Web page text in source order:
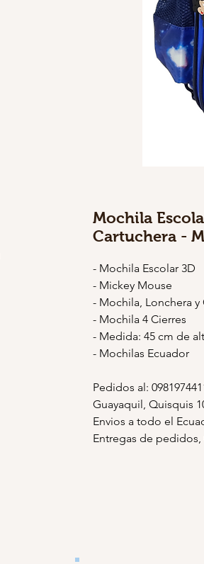
Mochila
Cartuchera -
- Mochila Escolar 3D
- Mickey Mouse
- Mochila, Lonchera y
- Mochila 4 Cierres
- Medida: 45 cm de
- Mochilas Ecuador
Pedidos al:
Guayaquil, Quisquis
Envios a todo el
Entregas de